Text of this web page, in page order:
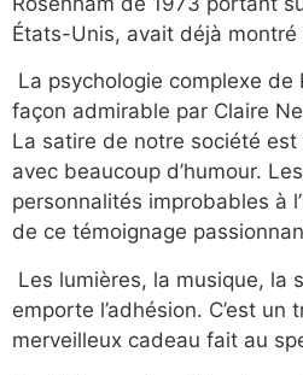
États-Unis, avait déjà montré
La psychologie complexe
façon admirable par Claire
La satire de notre société
avec beaucoup d’humour.
personnalités improbables à
de ce témoignage
Les lumières, la musique, la
emporte l’adhésion. C’est
merveilleux cadeau fait au